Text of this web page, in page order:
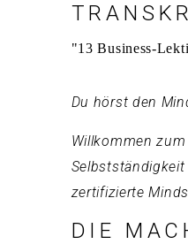
"13 Business-
Du hörst den
Willkommen
zertifizierte
DIE